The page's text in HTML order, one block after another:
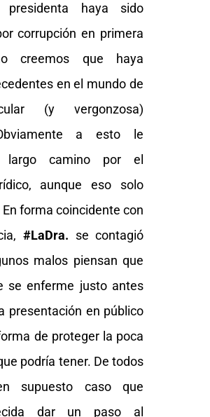
presidenta haya sido
corrupción en primera
creemos que haya
en el mundo de
(y vergonzosa)
a esto le
largo camino por el
aunque eso solo
forma coincidente con
#LaDra. se contagió
malos piensan que
se enferme justo antes
presentación en público
de proteger la poca
podría tener. De todos
supuesto caso que
dar un paso al